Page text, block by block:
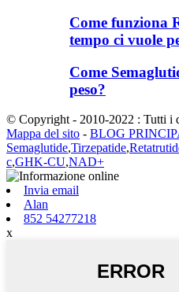
Come funziona
tempo ci vuole
Come
peso?
© Copyright - 2010-2022 : Tutti i
Mappa del sito - BLOG
Semaglutide,Tirzepatide,
c,GHK-CU,NAD+
Invia email
Alan
852 54277218
x